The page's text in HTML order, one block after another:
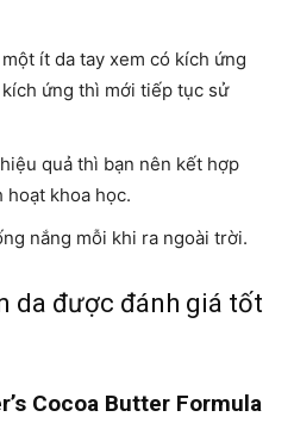
ít da tay xem có kích ứng
ứng thì mới tiếp tục sử
quả thì bạn nên kết hợp
hoạt khoa học.
nắng mỗi khi ra ngoài trời.
da được đánh giá tốt
Cocoa Butter Formula